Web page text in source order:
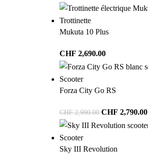
Trottinette
Mukuta 10 Plus
CHF 2,690.00
Scooter
Forza City Go RS
CHF2,990.00 CHF 2,790.00
Scooter
Sky III Revolution